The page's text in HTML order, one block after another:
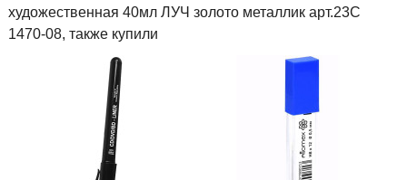
художественная 40мл ЛУЧ золото металлик арт.23С
1470-08, также купили